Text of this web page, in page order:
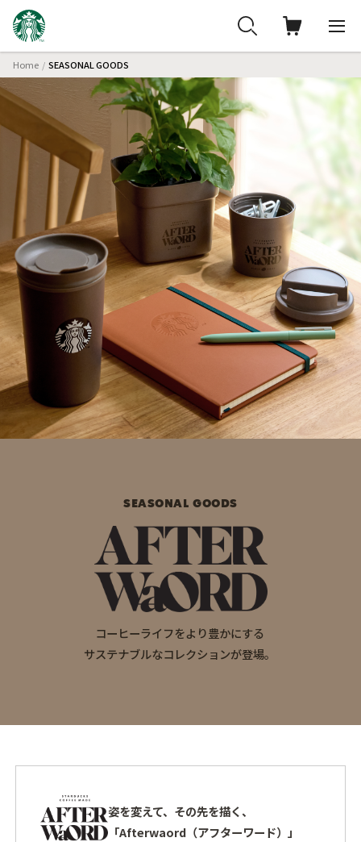
Home SEASONAL GOODS
SEASONAL GOODS
コーヒーライフをより豊かにする
サステナブルなコレクションが登場。
姿を変えて、その先を描く、
「Afterwaord（アフターワード）」